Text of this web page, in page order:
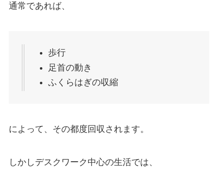
通常であれば、
歩行
足首の動き
ふくらはぎの収縮
によって、その都度回収されます。
しかしデスクワーク中心の生活では、